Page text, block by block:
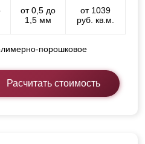
от 0,5 до
1,5 мм
от 1039
руб. кв.м.
порошковое
Расчитать стоимость